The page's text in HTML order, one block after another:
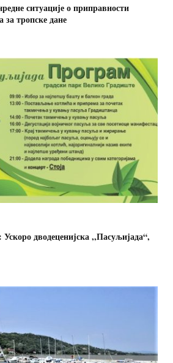
ситуације о приправности
тропске дане
дводеценијска ,,Пасуљијада“,